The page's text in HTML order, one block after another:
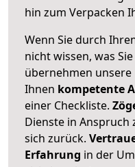
hin zum Verpacken
Wenn Sie durch
nicht wissen, was
übernehmen
Ihnen kompetente
einer Checkliste.
Dienste in Anspruch
sich zurück.
Erfahrung in der